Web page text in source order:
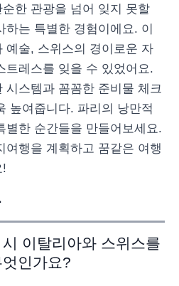
한 관광을 넘어 잊지 못할
는 특별한 경험이에요. 이
예술, 스위스의 경이로운 자
트레스를 잊을 수 있었어요.
시스템과 꼼꼼한 준비물 체크
높여줍니다. 파리의 낭만적
별한 순간들을 만들어보세요.
여행을 계획하고 꿈같은 여행
!
이탈리아와 스위스를
인가요?